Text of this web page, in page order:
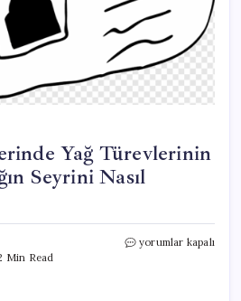
Yağ Türevlerinin
Seyrini Nasıl
Min Read
Pankreas
yorumlar kapalı